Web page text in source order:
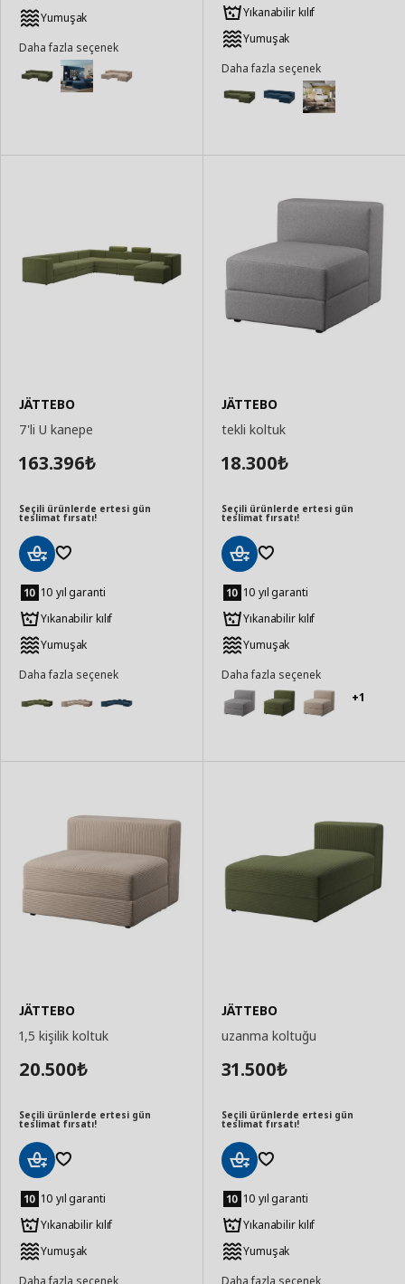
Yumuşak
Daha fazla seçenek
Yıkanabilir kılıf
Yumuşak
Daha fazla seçenek
JÄTTEBO
7'li U kanepe
163.396₺
Seçili ürünlerde ertesi gün
teslimat fırsatı!
Ekle 10 yıl garanti
Yıkanabilir kılıf
Yumuşak
Daha fazla seçenek
JÄTTEBO
tekli koltuk
18.300₺
Seçili ürünlerde ertesi gün
teslimat fırsatı!
Ekle 10 yıl garanti
Yıkanabilir kılıf
Yumuşak
Daha fazla seçenek
+1
JÄTTEBO
1,5 kişilik koltuk
20.500₺
Seçili ürünlerde ertesi gün
teslimat fırsatı!
Ekle 10 yıl garanti
Yıkanabilir kılıf
Yumuşak
Daha fazla seçenek
JÄTTEBO
uzanma koltuğu
31.500₺
Seçili ürünlerde ertesi gün
teslimat fırsatı!
Ekle 10 yıl garanti
Yıkanabilir kılıf
Yumuşak
Daha fazla seçenek